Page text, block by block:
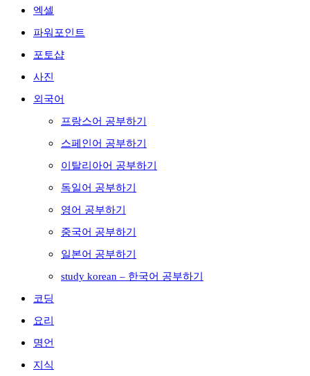
엑셀
파워포인트
포토샵
사진
외국어
프랑스어 공부하기
스페인어 공부하기
이탈리아어 공부하기
독일어 공부하기
영어 공부하기
중국어 공부하기
일본어 공부하기
study korean – 한국어 공부하기
코딩
요리
명언
지식